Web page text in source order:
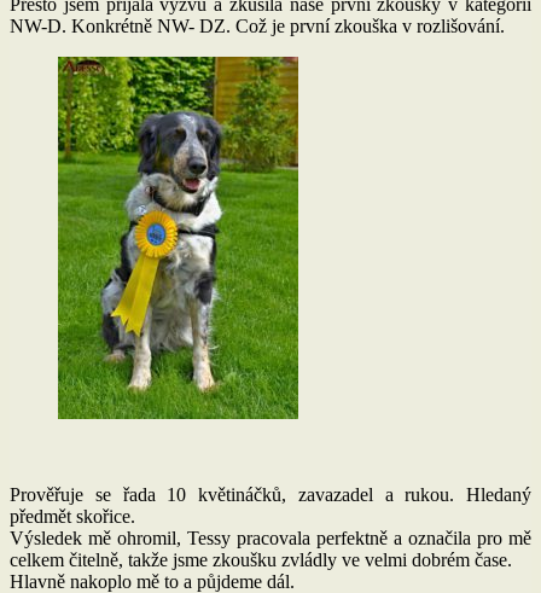
NW-D. Konkrétně NW- DZ. Což je první zkouška v rozlišování.
Prověřuje se řada 10 květináčků, zavazadel a rukou. Hledaný
předmět skořice.
Výsledek mě ohromil, Tessy pracovala perfektně a označila pro mě
celkem čitelně, takže jsme zkoušku zvládly ve velmi dobrém čase.
Hlavně nakoplo mě to a půjdeme dál.